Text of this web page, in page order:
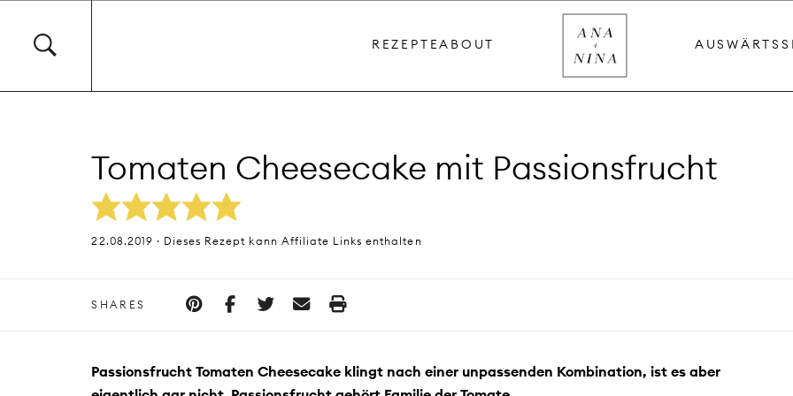
REZEPTEABOUT AUSWÄRTS
Tomaten Cheesecake mit Passionsfrucht
22.08.2019 · Dieses Rezept kann Affiliate Links enthalten
SHARES
Passionsfrucht Tomaten Cheesecake klingt nach einer unpassenden Kombination, ist es aber